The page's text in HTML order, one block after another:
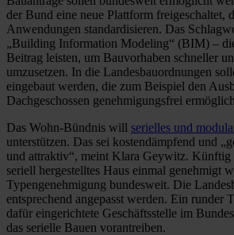
der Bund eine neue Plattform freigeschaltet,
Anwendungen standardisieren. Das
„Building Information Modeling“ (BIM) –
Beitrag leisten, um Bauvorhaben schneller
umzusetzen. In die Landesbauordnungen
eingebaut werden, die zum Beispiel den
Dachgeschossen genehmigungsfrei
Das Wohn-Bündnis will serielles und
unterstützen. Das sei kostendämpfend und
und attraktiv“, meint Klara Geywitz. Künftig
seriell hergestelltes Haus einmal genehmigt
Typengenehmigung bundesweit. Die
entsprechend angepasst werden. Ein runder
dafür eingerichtete Geschäftsstelle im
das serielle Bauen vorantreiben.